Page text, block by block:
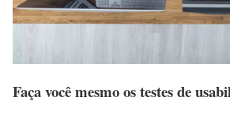
Faça você mesmo os testes de